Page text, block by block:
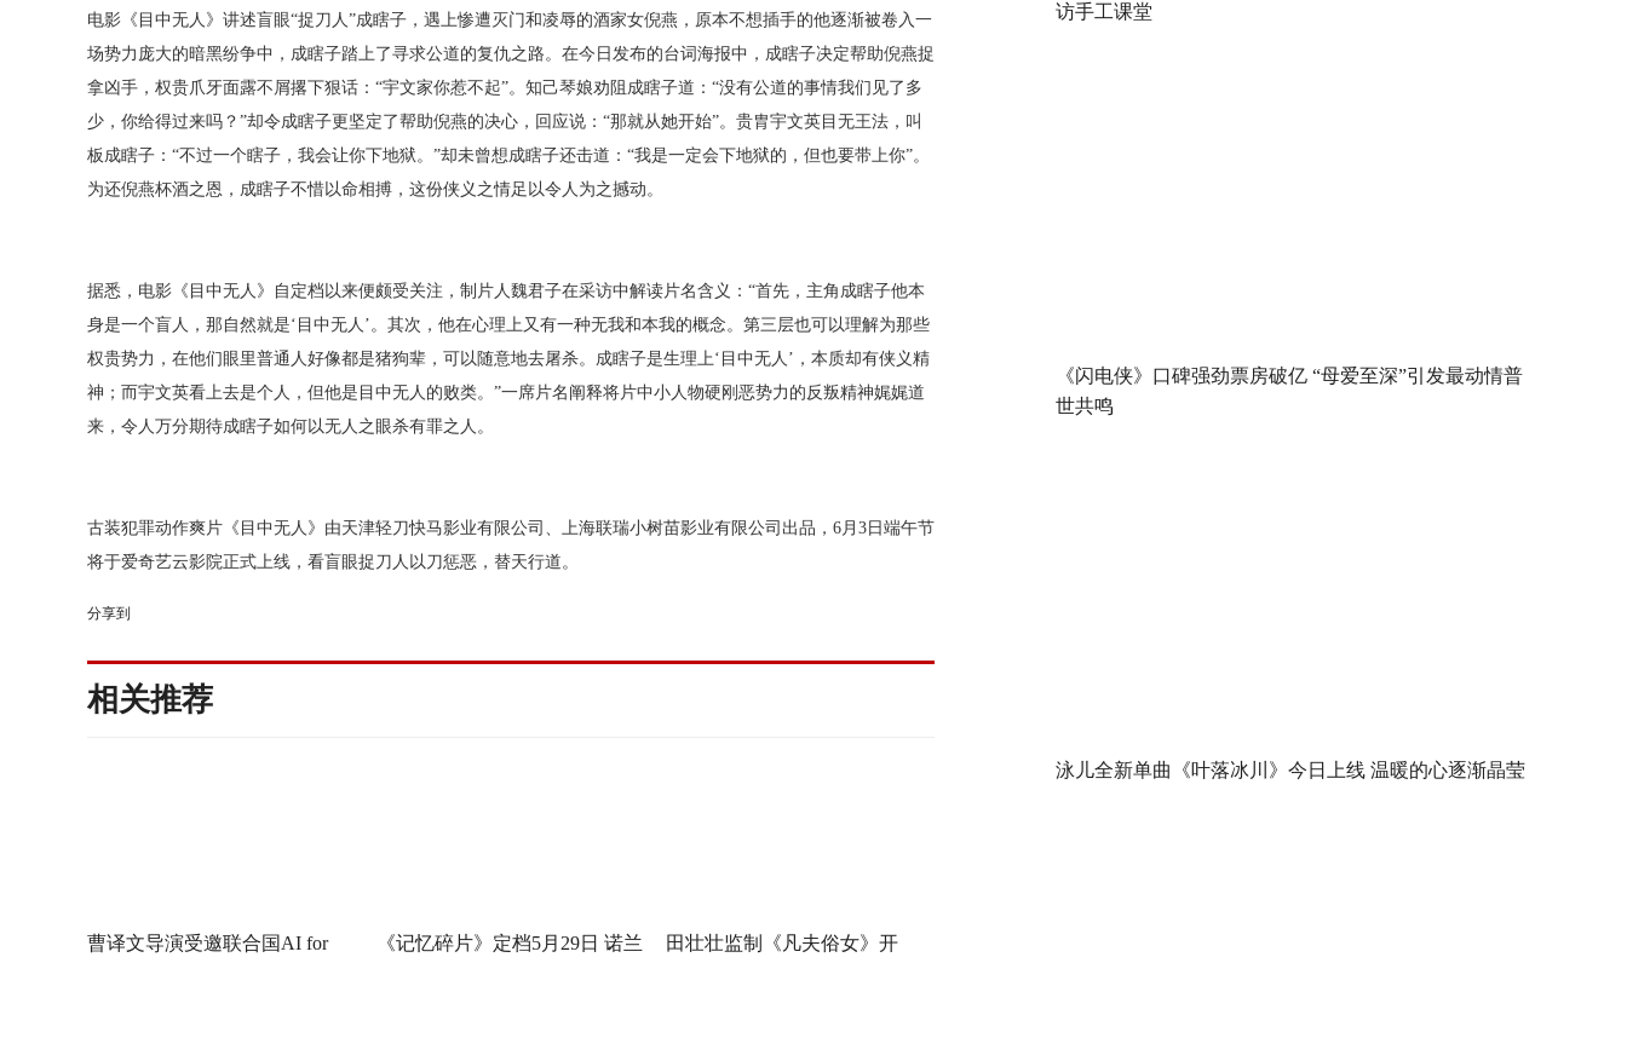
电影《目中无人》讲述盲眼“捉刀人”成瞎子，遇上惨遭灭门和凌辱的酒家女倪燕，原本不想插手的他逐渐被卷入一
场势力庞大的暗黑纷争中，成瞎子踏上了寻求公道的复仇之路。在今日发布的台词海报中， 成瞎子决定帮助倪燕捉
拿凶手，权贵爪牙面露不屑撂下狠话： “宇文家你惹不起”。知己琴娘劝阻成瞎子道：“没有公道的事情我们见了多
少，你给得过来吗？”却令成瞎子更坚定了帮助倪燕的决心，回应说：“那就从她开始”。贵胄宇文英目无王法，叫
板成瞎子：“不过一个瞎子，我会让你下地狱。”却未曾想成瞎子还击道：“我是一定会下地狱的，但也要带上你”。
为还倪燕杯酒之恩，成瞎子不惜以命相搏，这份侠义之情足以令人为之撼动。
据悉，电影《目中无人》自定档以来便颇受关注，制片人魏君子在采访中解读片名含义： “首先，主角成瞎子他本
身是一个盲人，那自然就是‘目中无人’。其次，他在心理上又有一种无我和本我的概念。第三层也可以理解为那些
权贵势力，在他们眼里普通人好像都是猪狗辈，可以随意地去屠杀。成瞎子是生理上‘目中无人’，本质却有侠义精
神；而宇文英看上去是个人，但他是目中无人的败类。”一席片名阐释将片中小人物硬刚恶势力的反叛精神娓娓道
来，令人万分期待成瞎子如何以无人之眼杀有罪之人。
古装犯罪动作爽片 《目中无人》 由天津轻刀快马影业有限公司、上海联瑞小树苗影业有限公司出品， 6月 3 日端午节
将于爱奇艺云影院正式上线 ， 看盲眼捉刀人以刀惩恶，替天行道。
分享到
相关推荐
曹译文导演受邀联合国AI for 《记忆碎片》定档5月29日 诺兰 田壮壮监制《凡夫俗女》开
访手工课堂
《闪电侠》口碑强劲票房破亿 “母爱至深”引发最动情普
世共鸣
泳儿全新单曲《叶落冰川》今日上线 温暖的心逐渐晶莹